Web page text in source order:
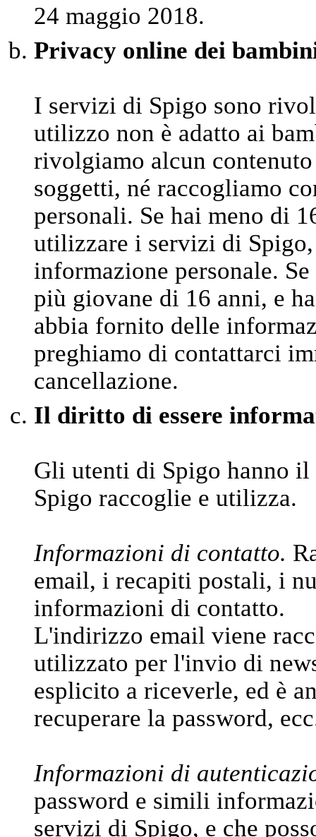
24 maggio 2018.
Privacy online dei
I servizi di Spigo sono
utilizzo non è adatto ai
rivolgiamo alcun
soggetti, né raccogliamo
personali. Se hai meno di
utilizzare i servizi di
informazione personale.
più giovane di 16 anni, e
abbia fornito delle
preghiamo di contattarci
cancellazione.
Il diritto di essere
Gli utenti di Spigo hanno il
Spigo raccoglie e utilizza.
Informazioni di contatto.
email, i recapiti postali, i
informazioni di contatto.
L'indirizzo email viene
utilizzato per l'invio di
esplicito a riceverle, ed è
recuperare la password,
Informazioni di
password e simili
servizi di Spigo, e che